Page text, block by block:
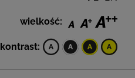
wielkość:
kontrast: